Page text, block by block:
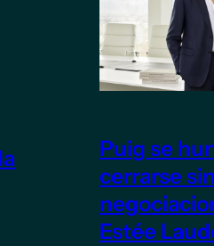
Puig se
cerrarse
Estée